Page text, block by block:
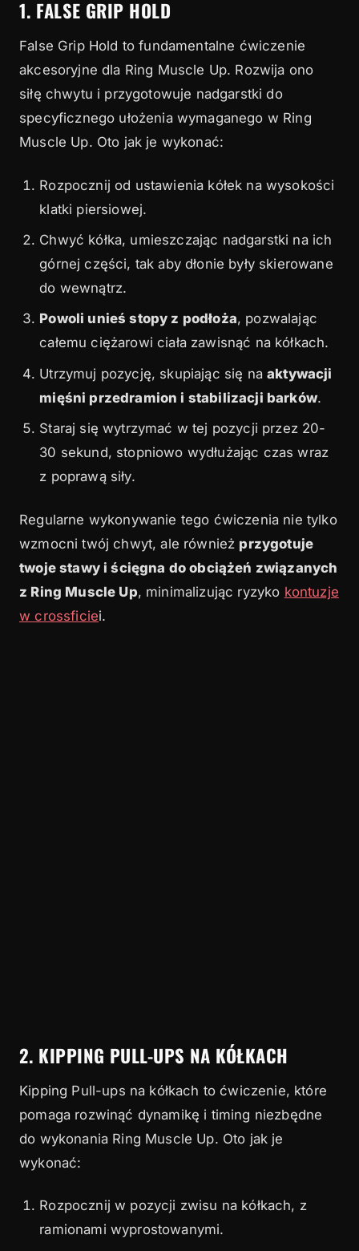
1. FALSE GRIP HOLD
False Grip Hold to fundamentalne ćwiczenie
akcesoryjne dla Ring Muscle Up. Rozwija ono
siłę chwytu i przygotowuje nadgarstki do
specyficznego ułożenia wymaganego w Ring
Muscle Up. Oto jak je wykonać:
Rozpocznij od ustawienia kółek na wysokości
klatki piersiowej.
Chwyć kółka, umieszczając nadgarstki na ich
górnej części, tak aby dłonie były skierowane
do wewnątrz.
Powoli unieś stopy z podłoża, pozwalając
całemu ciężarowi ciała zawisnąć na kółkach.
Utrzymuj pozycję, skupiając się naaktywacji
mięśni przedramion i stabilizacji barków.
Staraj się wytrzymać w tej pozycji przez 20-
30 sekund, stopniowo wydłużając czas wraz
z poprawą siły.
Regularne wykonywanie tego ćwiczenia nie tylko
wzmocni twój chwyt, ale również przygotuje
twoje stawy i ścięgna do obciążeń związanych
z Ring Muscle Up, minimalizując ryzyko kontuzje
w crossficiei.
2. KIPPING PULL-UPS NA KÓŁKACH
Kipping Pull-ups na kółkach to ćwiczenie, które
pomaga rozwinąć dynamikę i timing niezbędne
do wykonania Ring Muscle Up. Oto jak je
wykonać:
Rozpocznij w pozycji zwisu na kółkach, z
ramionami wyprostowanymi.